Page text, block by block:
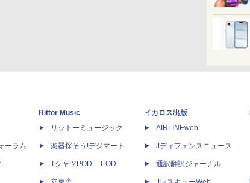
ーラム
Rittor Music
リットーミュージック
楽器探そう!デジマート
TシャツPOD T-OD
イカロス出版
AIRLINEweb
Jディフェンスニュース
通訳翻訳ジャーナル